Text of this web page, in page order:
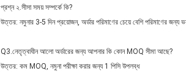
প্রশ্ন ২.সীসা সময় সম্পর্কে কি?
উত্তর: নমুনার 3-5 দিন প্রয়োজন, অর্ডার পরিমাণের চেয়ে বেশি পরিমাণের
Q3.নেতৃত্বাধীন আলো অর্ডারের জন্য আপনার কি কোন MOQ সীমা আছে?
উত্তর: কম MOQ, নমুনা পরীক্ষা করার জন্য 1 পিসি উপলব্ধ